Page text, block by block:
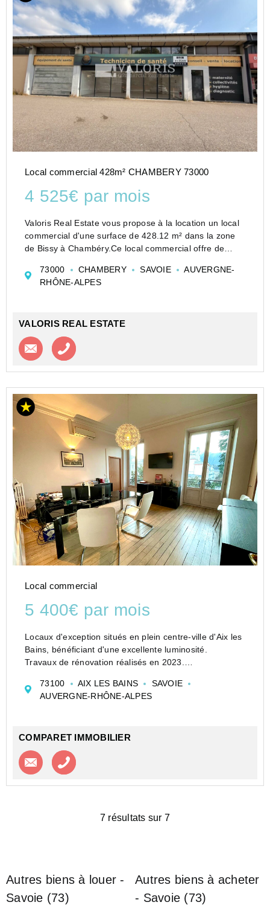
Local commercial 428m² CHAMBERY 73000
4 525€ par mois
Valoris Real Estate vous propose à la location un local
commercial d'une surface de 428.12 m² dans la zone
de Bissy à Chambéry.Ce local commercial offre de
prestations de qualité et des places de stationnement
73000 CHAMBERY SAVOIE
AUVERGNE-
RHÔNE-ALPES
VALORIS REAL ESTATE
Contacter l'agence
Local commercial
5 400€ par mois
Locaux d'exception situés en plein centre-ville d'Aix les
Bains, bénéficiant d'une excellente luminosité.
Travaux de rénovation réalisés en 2023.
pour activité libérale ou activité com...
73100 AIX LES BAINS
SAVOIE
AUVERGNE-RHÔNE-ALPES
COMPARET IMMOBILIER
Contacter l'agence
7 résultats sur 7
Autres biens à louer -
Savoie (73)
Autres biens à acheter
- Savoie (73)